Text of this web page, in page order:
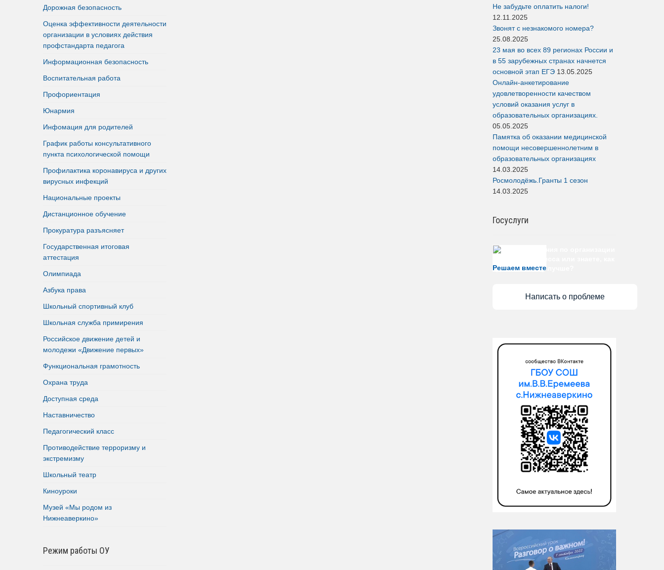
Дорожная безопасность
Оценка эффективности деятельности
организации в условиях действия
профстандарта педагога
Информационная безопасность
Воспитательная работа
Профориентация
Юнармия
Инфомация для родителей
График работы консультативного
пункта психологической помощи
Профилактика коронавируса и других
вирусных инфекций
Национальные проекты
Дистанционное обучение
Прокуратура разъясняет
Государственная итоговая
аттестация
Олимпиада
Азбука права
Школьный спортивный клуб
Школьная служба примирения
Российское движение детей и
молодежи «Движение первых»
Функциональная грамотность
Охрана труда
Доступная среда
Наставничество
Педагогический класс
Противодействие терроризму и
экстремизму
Школьный театр
Киноуроки
Музей «Мы родом из
Нижнеаверкино»
Режим работы ОУ
Не забудьте оплатить налоги!
12.11.2025
Звонят с незнакомого номера?
25.08.2025
23 мая во всех 89 регионах России и
в 55 зарубежных странах начнется
основной этап ЕГЭ 13.05.2025
Онлайн-анкетирование
удовлетворенности качеством
условий оказания услуг в
образовательных организациях.
05.05.2025
Памятка об оказании медицинской
помощи несовершеннолетним в
образовательных организациях
14.03.2025
Росмолодёжь.Гранты 1 сезон
14.03.2025
Госуслуги
Решаем вместе
Есть предложения по организации
сделать школу лучше?
Написать о проблеме